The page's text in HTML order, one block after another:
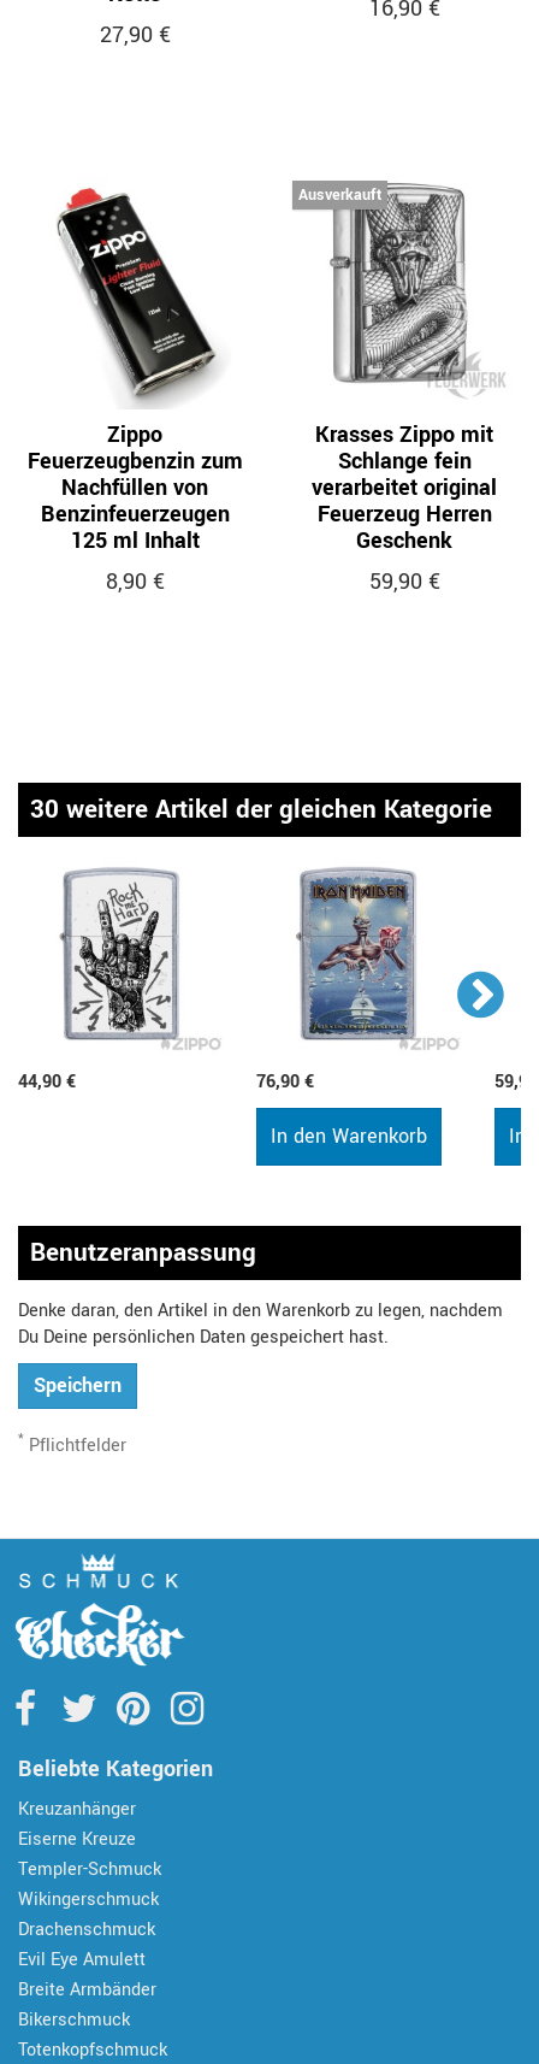
27,90 €
16,90 €
Zippo
Feuerzeugbenzin zum
Nachfüllen von
Benzinfeuerzeugen
125 ml Inhalt
8,90 €
Ausverkauft
Krasses Zippo mit
Schlange fein
verarbeitet original
Feuerzeug Herren
Geschenk
59,90 €
30 weitere Artikel der gleichen Kategorie
44,90 € 76,90 €
In den Warenkorb In
Benutzeranpassung
Denke daran, den Artikel in den Warenkorb zu legen, nachdem
Du Deine persönlichen Daten gespeichert hast.
Speichern
* Pflichtfelder
Beliebte Kategorien
Kreuzanhänger
Eiserne Kreuze
Templer-Schmuck
Wikingerschmuck
Drachenschmuck
Evil Eye Amulett
Breite Armbänder
Bikerschmuck
Totenkopfschmuck